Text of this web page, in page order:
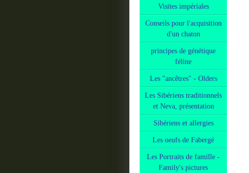
Visites impériales
Conseils pour l'acquisition
d'un chaton
principes de génétique
féline
Les "ancêtres" - Olders
Les Sibériens traditionnels
et Neva, présentation
Sibériens et allergies
Les oeufs de Fabergé
Les Portraits de famille -
Family's pictures